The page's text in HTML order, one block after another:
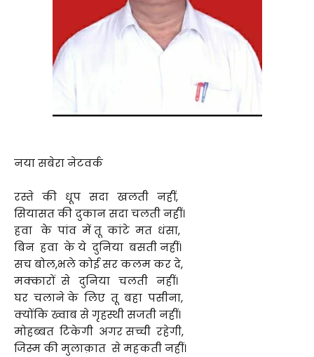
नया सबेरा नेटवर्क
रस्ते की धूप सदा खलती नहीं,
सियासत की दुकान सदा चलती नहीं।
हवा के पांव में तू कांटे मत धंसा,
बिन हवा के ये दुनिया बसती नहीं।
सच बोल,भले कोई सर कलम कर दे,
मक्कारों से दुनिया चलती नहीं।
घर चलाने के लिए तू बहा पसीना,
क्योंकि ख्वाब से गृहस्थी सजती नहीं।
मोहब्बत टिकेगी अगर सच्ची रहेगी,
जिस्म की मुलाक़ात से महकती नहीं।